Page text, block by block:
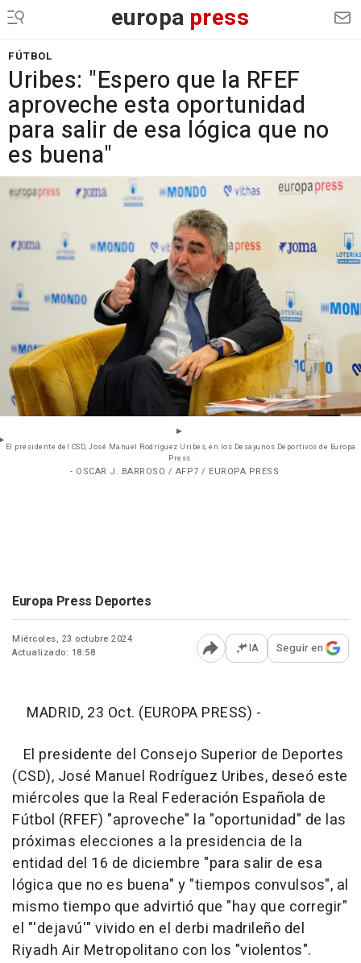
europa press
FÚTBOL
Uribes: "Espero que la RFEF
aproveche esta oportunidad
para salir de esa lógica que no
es buena"
El presidente del CSD, José Manuel Rodríguez Uribes, en los Desayunos Deportivos de Europa
Press.
- OSCAR J. BARROSO / AFP7 / EUROPA PRESS
Europa Press Deportes
Miércoles, 23 octubre 2024
Actualizado: 18:58
Abrir opciones para
IA Seguir en
MADRID, 23 Oct. (EUROPA PRESS) -
El presidente del Consejo Superior de Deportes
(CSD), José Manuel Rodríguez Uribes, deseó este
miércoles que la Real Federación Española de
Fútbol (RFEF) "aproveche" la "oportunidad" de las
próximas elecciones a la presidencia de la
entidad del 16 de diciembre "para salir de esa
lógica que no es buena" y "tiempos convulsos", al
mismo tiempo que advirtió que "hay que corregir"
el "'dejavú'" vivido en el derbi madrileño del
Riyadh Air Metropolitano con los "violentos".